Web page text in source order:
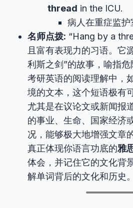
thread in the ICU.
病人在重症监护
名师点拨: “Hang by a
且富有表现力的习语。它
利斯之剑”的故事，喻指
考研英语的阅读理解中，
境的文本，这个短语极有
尤其是在议论文或新闻报
的事业、生命、国家经济
况，能够极大地增强文章
真正体现你语言功底的雅
体会，并记住它的文化背
解单词背后的文化和历史。